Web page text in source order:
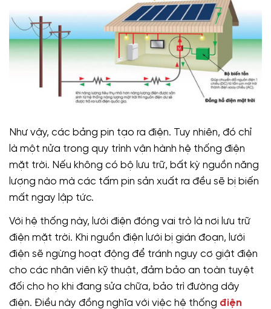
Như vậy, các bảng pin tạo ra điện. Tuy nhiên, đó chỉ
là một nửa trong quy trình vận hành hệ thống điện
mặt trời. Nếu không có bộ lưu trữ, bất kỳ nguồn năng
lượng nào mà các tấm pin sản xuất ra đều sẽ bị biến
mất ngay lập tức.
Với hệ thống này, lưới điện đóng vai trò là nơi lưu trữ
điện mặt trời. Khi nguồn điện lưới bị gián đoạn, lưới
điện sẽ ngừng hoạt động để tránh nguy cơ giật điện
cho các nhân viên kỹ thuật, đảm bảo an toàn tuyệt
đối cho họ khi đang sửa chữa, bảo trì đường dây
điện. Điều này đồng nghĩa với việc hệ thống điện